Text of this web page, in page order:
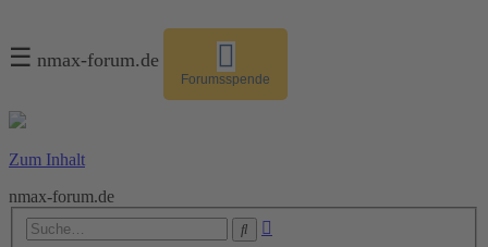
☰ nmax-forum.de
Forumsspende
Zum Inhalt
nmax-forum.de
Suche